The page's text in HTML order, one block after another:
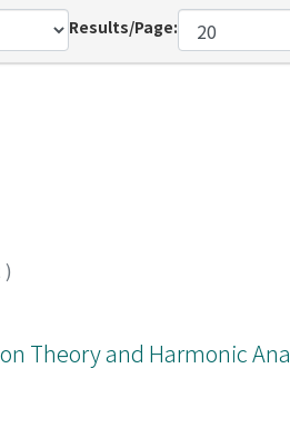
Results/Page:
)
Theory and Harmonic